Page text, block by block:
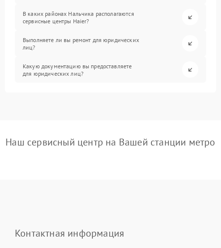
В каких районах Нальчика располагаются
сервисные центры Haier?
Выполняете ли вы ремонт для юридических
лиц?
Какую документацию вы предоставляете
для юридических лиц?
Наш сервисный центр на Вашей станции метро
Контактная информация